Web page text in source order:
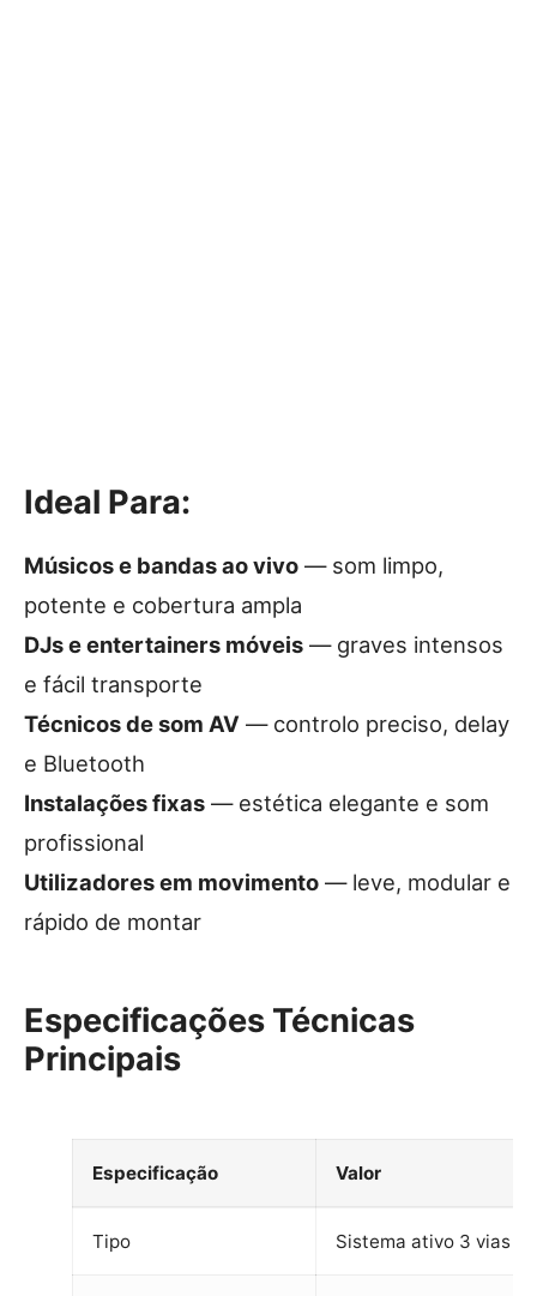
Ideal Para:
Músicos e bandas ao vivo — som limpo,
potente e cobertura ampla
DJs e entertainers móveis — graves intensos
e fácil transporte
Técnicos de som AV — controlo preciso, delay
e Bluetooth
Instalações fixas — estética elegante e som
profissional
Utilizadores em movimento — leve, modular e
rápido de montar
Especificações Técnicas
Principais
Especificação Valor
Tipo Sistema ativo 3 vias